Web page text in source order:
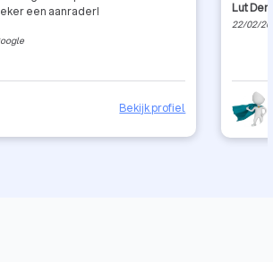
een aanrader!
Bekijk profiel
Lut
22/02/